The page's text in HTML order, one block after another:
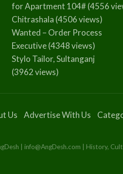
for Apartment 104#(4556
Chitrashala (4506 views)
Wanted – Order Process
Executive(4348 views)
Stylo Tailor, Sultanganj
(3962 views)
Us Advertise With Us
| info@AngDesh.com | History,